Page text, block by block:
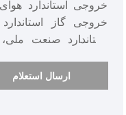
خروجی گاز
استاندارد صنعت
استقبال می کنند و
ارسال استعلام